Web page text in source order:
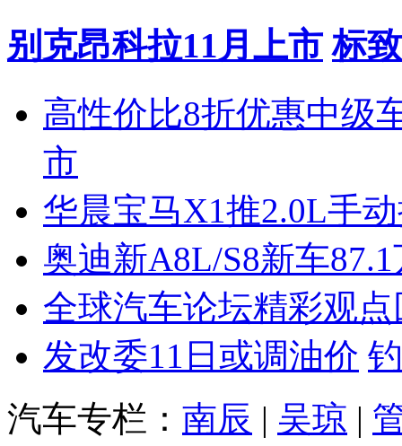
别克昂科拉11月上市 标
高性价比8折优惠中级
市
华晨宝马X1推2.0L手
奥迪新A8L/S8新车
全球汽车论坛精彩观点
发改委11日或调油价
汽车专栏： 南辰 | 吴琼 |